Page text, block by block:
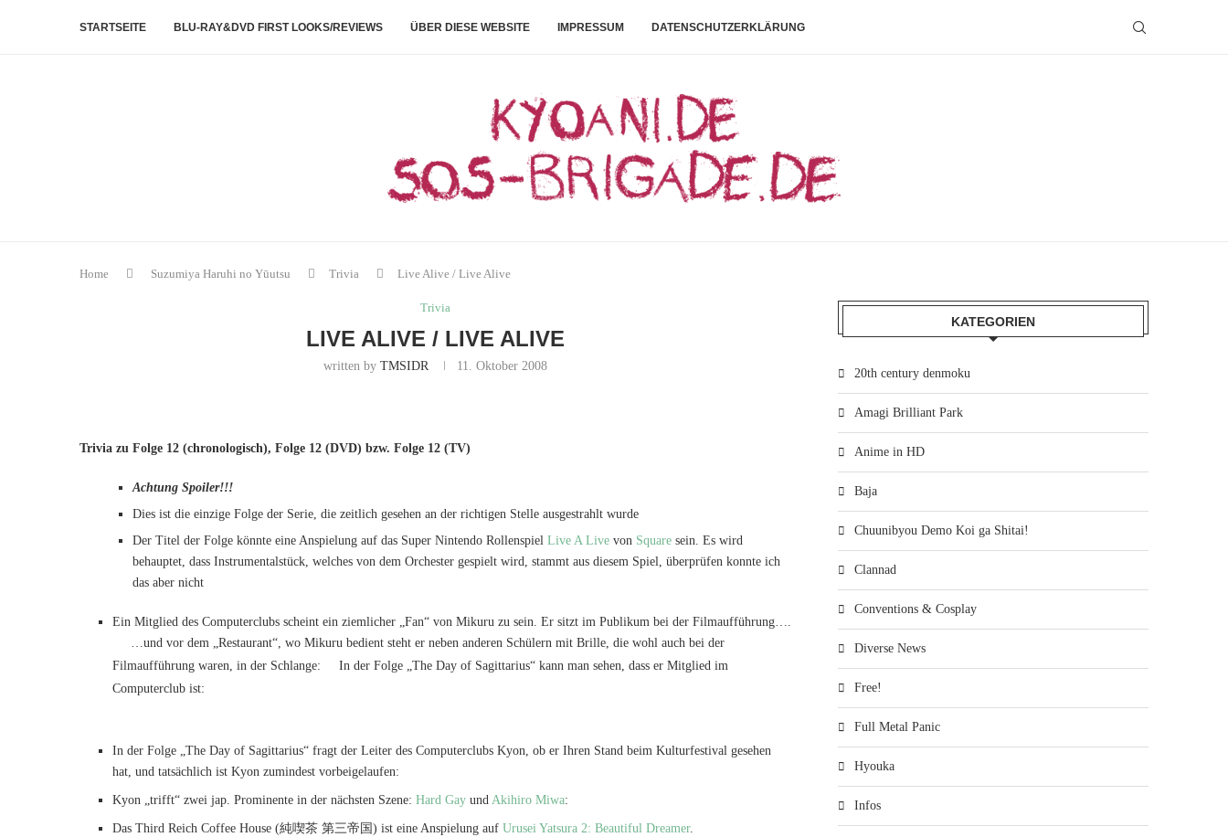
STARTSEITE BLU-RAY&DVD FIRST LOOKS/REVIEWS ÜBER DIESE WEBSITE IMPRESSUM DATENSCHUTZERKLÄRUNG
Home Suzumiya Haruhi no Yūutsu Trivia Live Alive / Live Alive
Trivia
LIVE ALIVE / LIVE ALIVE
written byTMSIDR 11. Oktober 2008
Trivia zu Folge 12 (chronologisch), Folge 12 (DVD) bzw. Folge 12 (TV)
Achtung Spoiler!!!
Dies ist die einzige Folge der Serie, die zeitlich gesehen an der richtigen Stelle ausgestrahlt wurde
Der Titel der Folge könnte eine Anspielung auf das Super Nintendo Rollenspiel Live A Live von Square sein. Es wird
behauptet, dass Instrumentalstück, welches von dem Orchester gespielt wird, stammt aus diesem Spiel, überprüfen konnte ich
das aber nicht
Ein Mitglied des Computerclubs scheint ein ziemlicher „Fan“ von Mikuru zu sein. Er sitzt im Publikum bei der Filmaufführung….
…und vor dem „Restaurant“, wo Mikuru bedient steht er neben anderen Schülern mit Brille, die wohl auch bei der
Filmaufführung waren, in der Schlange:
In der Folge „The Day of Sagittarius“ kann man sehen, dass er Mitglied im
Computerclub ist:
In der Folge „The Day of Sagittarius“ fragt der Leiter des Computerclubs Kyon, ob er Ihren Stand beim Kulturfestival gesehen
hat, und tatsächlich ist Kyon zumindest vorbeigelaufen:
Kyon „trifft“ zwei jap. Prominente in der nächsten Szene: Hard Gay und Akihiro Miwa:
Das Third Reich Coffee House (純喫茶 第三帝国) ist eine Anspielung auf Urusei Yatsura 2: Beautiful Dreamer.
KATEGORIEN
20th century denmoku
Amagi Brilliant Park
Anime in HD
Baja
Chuunibyou Demo Koi ga Shitai!
Clannad
Conventions & Cosplay
Diverse News
Free!
Full Metal Panic
Hyouka
Infos